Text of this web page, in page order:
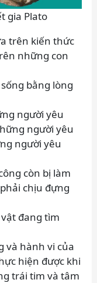
gia Plato
trên kiến thức
những con
bằng lòng
người yêu
người yêu
người yêu
còn bị làm
chịu đựng
đang tìm
và hành vi của
hiện được khi
trái tim và tâm